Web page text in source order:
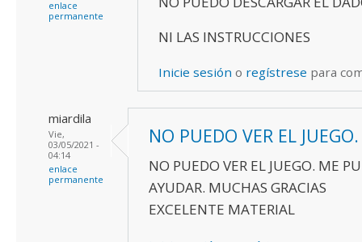
enlace
permanente
NI LAS INSTRUCCIONES
Inicie sesión o regístrese para
miardila
Vie,
03/05/2021 -
04:14
enlace
permanente
NO PUEDO VER EL
NO PUEDO VER EL JUEGO. ME
AYUDAR. MUCHAS GRACIAS
EXCELENTE MATERIAL